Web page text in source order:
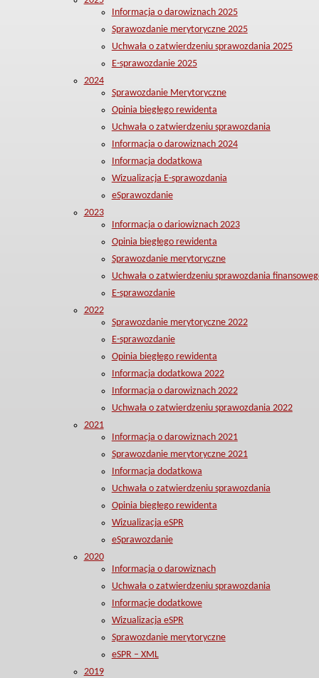
Informacja o darowiznach 2025
Sprawozdanie merytoryczne 2025
Uchwała o zatwierdzeniu sprawozdania 2025
E-sprawozdanie 2025
2024
Sprawozdanie Merytoryczne
Opinia biegłego rewidenta
Uchwała o zatwierdzeniu sprawozdania
Informacja o darowiznach 2024
Informacja dodatkowa
Wizualizacja E-sprawozdania
eSprawozdanie
2023
Informacja o dariowiznach 2023
Opinia biegłego rewidenta
Sprawozdanie merytoryczne
Uchwała o zatwierdzeniu sprawozdania
E-sprawozdanie
2022
Sprawozdanie merytoryczne 2022
E-sprawozdanie
Opinia biegłego rewidenta
Informacja dodatkowa 2022
Informacja o darowiznach 2022
Uchwała o zatwierdzeniu sprawozdania 2022
2021
Informacja o darowiznach 2021
Sprawozdanie merytoryczne 2021
Informacja dodatkowa
Uchwała o zatwierdzeniu sprawozdania
Opinia biegłego rewidenta
Wizualizacja eSPR
eSprawozdanie
2020
Informacja o darowiznach
Uchwała o zatwierdzeniu sprawozdania
Informacje dodatkowe
Wizualizacja eSPR
Sprawozdanie merytoryczne
eSPR – XML
2019